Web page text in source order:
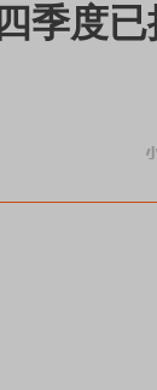
季度